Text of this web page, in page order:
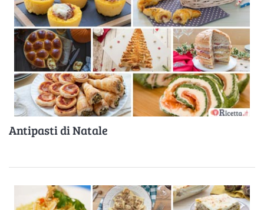
Antipasti di Natale